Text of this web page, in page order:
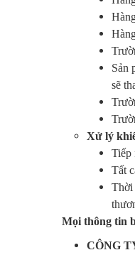
Sản
sẽ
Xử lý
Tiếp
Tất
Thời
Mọi thông tin
CÔNG